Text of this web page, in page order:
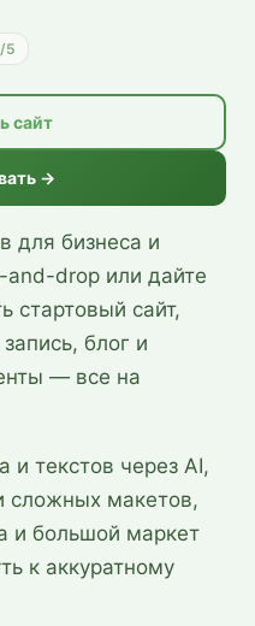
5
сайт
→
для бизнеса и
and-drop или дайте
стартовый сайт,
блог и
— все на
и текстов через AI,
сложных макетов,
и большой маркет
к аккуратному